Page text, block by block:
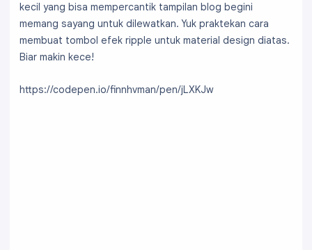
kecil yang bisa mempercantik tampilan blog begini
memang sayang untuk dilewatkan. Yuk praktekan cara
membuat tombol efek ripple untuk material design diatas.
Biar makin kece!
https://codepen.io/finnhvman/pen/jLXKJw